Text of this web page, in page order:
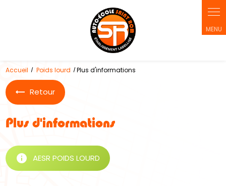
Accueil Poids lourd Plus d'informations
Retour
Plus d'informations
info AESR POIDS LOURD
Panneau de gestion des cookies